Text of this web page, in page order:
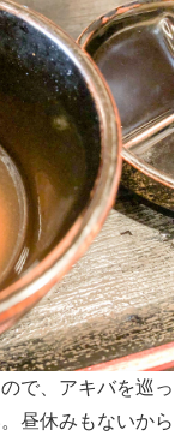
で、アキバを巡っ
昼休みもないから